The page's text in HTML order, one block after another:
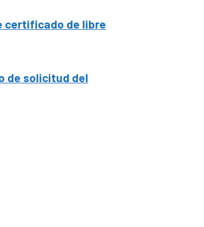
certificado de libre
de solicitud del